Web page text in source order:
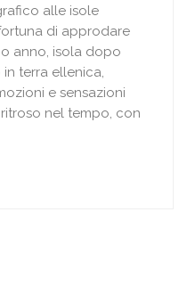
alle isole
di approdare
anno, isola dopo
terra ellenica,
e sensazioni
nel tempo, con